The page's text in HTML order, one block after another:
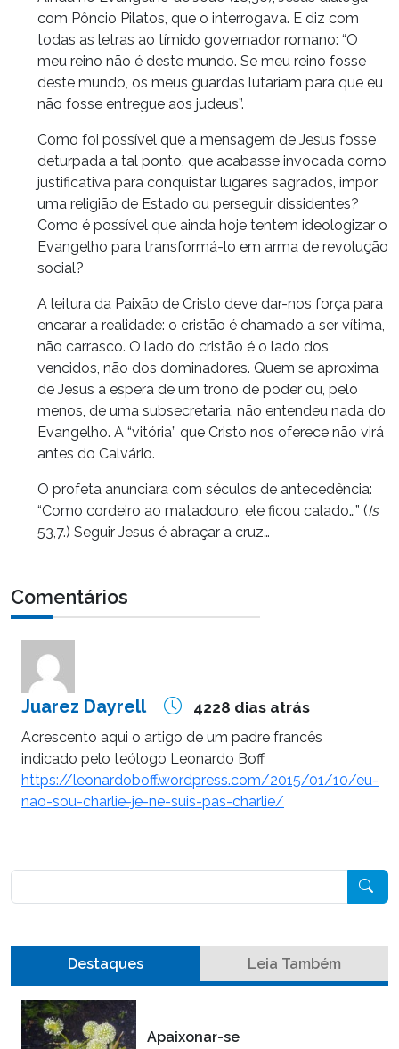
com Pôncio Pilatos, que o interrogava. E diz com
todas as letras ao tímido governador romano: “O
meu reino não é deste mundo. Se meu reino fosse
deste mundo, os meus guardas lutariam para que eu
não fosse entregue aos judeus”.
Como foi possível que a mensagem de Jesus fosse
deturpada a tal ponto, que acabasse invocada como
justificativa para conquistar lugares sagrados, impor
uma religião de Estado ou perseguir dissidentes?
Como é possível que ainda hoje tentem ideologizar o
Evangelho para transformá-lo em arma de revolução
social?
A leitura da Paixão de Cristo deve dar-nos força para
encarar a realidade: o cristão é chamado a ser vítima,
não carrasco. O lado do cristão é o lado dos
vencidos, não dos dominadores. Quem se aproxima
de Jesus à espera de um trono de poder ou, pelo
menos, de uma subsecretaria, não entendeu nada do
Evangelho. A “vitória” que Cristo nos oferece não virá
antes do Calvário.
O profeta anunciara com séculos de antecedência:
“Como cordeiro ao matadouro, ele ficou calado…” (Is
53,7.) Seguir Jesus é abraçar a cruz…
Comentários
Juarez Dayrell 4228 dias atrás
Acrescento aqui o artigo de um padre francês
indicado pelo teólogo Leonardo Boff
https://leonardoboff.wordpress.com/2015/01/10/eu-
nao-sou-charlie-je-ne-suis-pas-charlie/
Destaques Leia Também
Apaixonar-se